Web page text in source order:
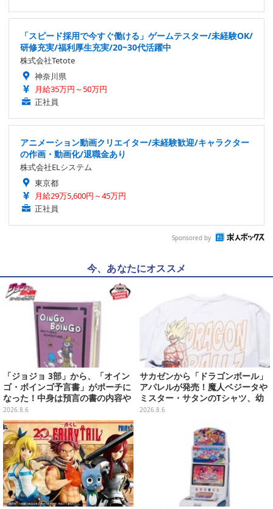
「スピード採用で今すぐ働ける」ゲームテスター/未経験OK/
研修充実/福利厚生充実/20~30代活躍中
株式会社Tetote
神奈川県
月給35万円～50万円
正社員
アニメーション動画クリエイター/未経験歓迎/キャラクター
の作画・動画化/退職金あり
株式会社ELシステム
東京都
月給29万5,600円～45万円
正社員
Sponsored by
今、あなたにオススメ
「ジョジョ 3部」から、「オイン
ゴ・ボインゴ予言書」がポーチに
なった！中身は預言の書の内容や
アニメ総柄デザインをプリント
2026.8.6
サカゼンから「ドラゴンボール」
アパレルが発売！魔人ベジータや
ミスター・サタンのTシャツ、幼
少期悟空のパーカーなど幅広いデ
2026.8.6